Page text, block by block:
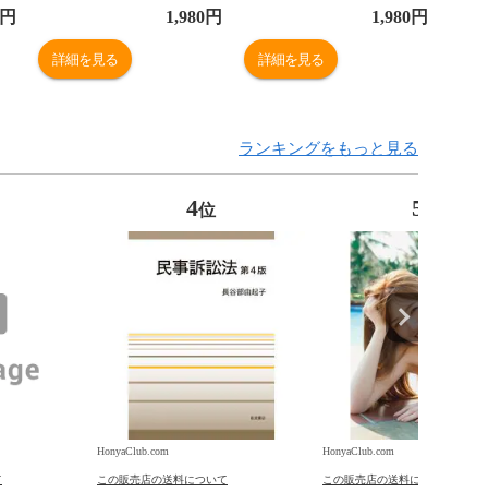
円
をクローズアップ ｖｏ
ｌ．４
1,980円
詳細を見る
をクローズアップ ｖｏ
ｌ．６
1,980円
詳細を見る
ランキングをもっと見る
4位
HonyaClub.com
この販売店の送料について
5
HonyaClub.com
この販売店の送料について